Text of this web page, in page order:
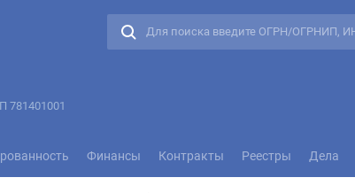
781401001
Финансы Контракты Реестры Дела